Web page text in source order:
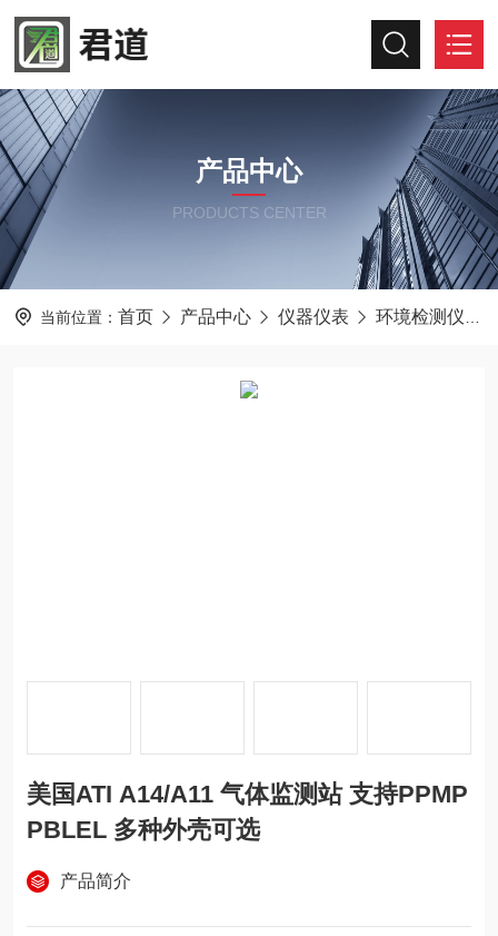
产品中心
PRODUCTS CENTER
当前位置： 首页 产品中心 仪器仪表 环境检测仪器
美国ATI A14/A11 气体监测站 支持PPMP
PBLEL 多种外壳可选
产品简介